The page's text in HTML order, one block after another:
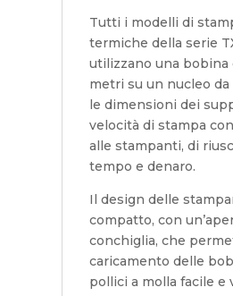
Tutti i modelli di
termiche della serie
utilizzano una bobina
metri su un nucleo
le dimensioni dei
velocità di stampa
alle stampanti, di
tempo e denaro.
Il design delle
compatto, con
conchiglia, che
caricamento delle
pollici a molla facile e